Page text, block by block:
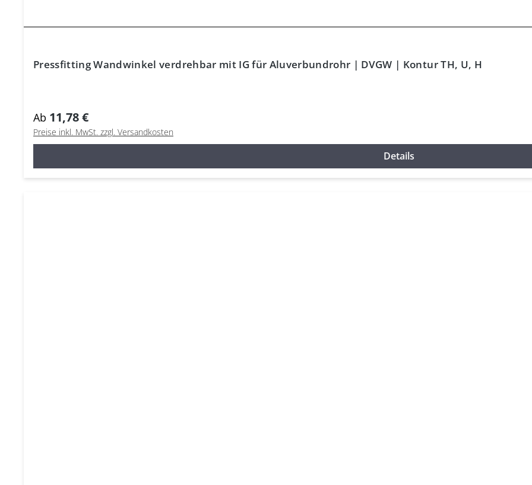
Pressfitting Wandwinkel verdrehbar mit IG für Aluverbundrohr | DVGW | Kontur TH, U, H
Ab 11,78 €
Preise inkl. MwSt. zzgl. Versandkosten
Details